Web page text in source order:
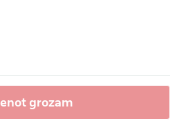
grozam